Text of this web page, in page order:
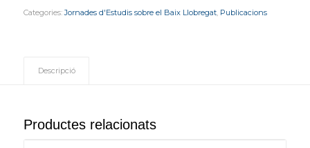
Categories:Jornades d'Estudis sobre el Baix Llobregat, Publicacions
Descripció
Productes relacionats